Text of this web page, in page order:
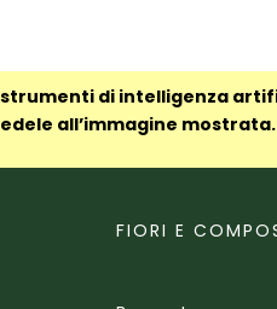
di intelligenza
all’immagine mostrata.
FIORI E